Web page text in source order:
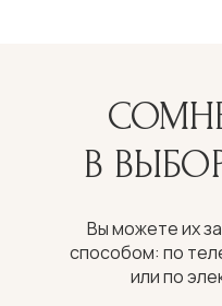
В
Вы можете их
способом: по
или по